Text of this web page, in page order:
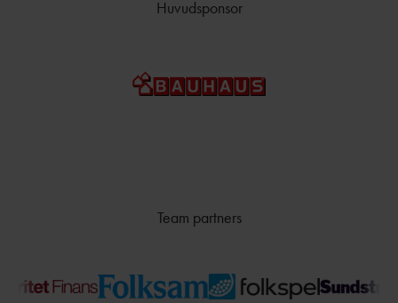
Huvudsponsor
Team partners